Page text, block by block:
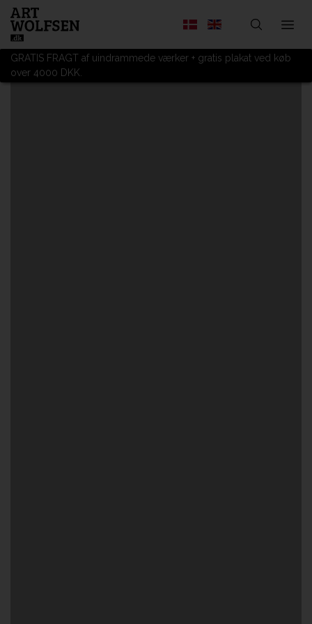
GRATIS FRAGT af uindrammede værker + gratis plakat ved køb
over 4000 DKK.